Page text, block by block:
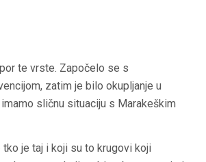
te vrste. Započelo se s
zatim je bilo okupljanje u
imamo sličnu situaciju s Marakeškim
tko je taj i koji su to krugovi koji